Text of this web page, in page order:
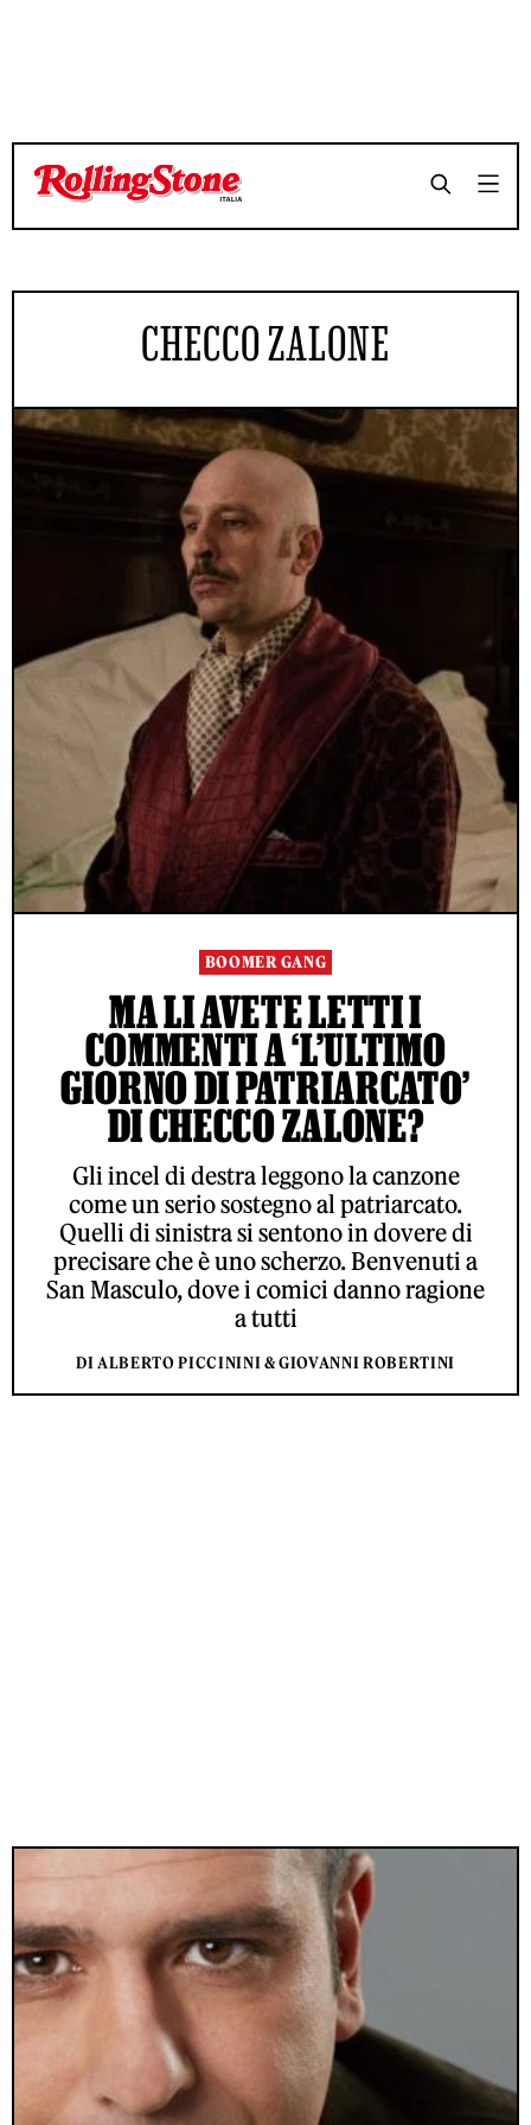
CHECCO ZALONE
BOOMER GANG
MA LI AVETE LETTI I
COMMENTI A ‘L’ULTIMO
GIORNO DI PATRIARCATO’
DI CHECCO ZALONE?
Gli incel di destra leggono la canzone
come un serio sostegno al patriarcato.
Quelli di sinistra si sentono in dovere di
precisare che è uno scherzo. Benvenuti a
San Masculo, dove i comici danno ragione
a tutti
DI ALBERTO PICCININI & GIOVANNI ROBERTINI